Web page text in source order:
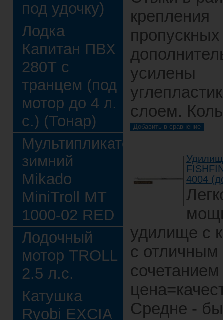
под удочку)
Лодка
Капитан ПВХ
280Т с
транцем (под
мотор до 4 л.
с.) (Тонар)
Мультипликатор
зимний
Mikado
MiniTroll MT
1000-02 RED
Лодочный
мотор TROLL
2.5 л.с.
Катушка
Ryobi EXCIA
крепления
усилены
слоем.
4004
удилище с
с отличным
сочетанием
Средне -